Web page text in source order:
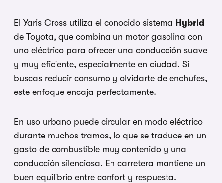
El Yaris Cross utiliza el conocido sistema Hybrid
de Toyota, que combina un motor gasolina con
uno eléctrico para ofrecer una conducción suave
y muy eficiente, especialmente en ciudad. Si
buscas reducir consumo y olvidarte de enchufes,
este enfoque encaja perfectamente.
En uso urbano puede circular en modo eléctrico
durante muchos tramos, lo que se traduce en un
gasto de combustible muy contenido y una
conducción silenciosa. En carretera mantiene un
buen equilibrio entre confort y respuesta.